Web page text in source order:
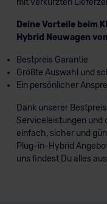
Deine Vorteile beim
Hybrid Neuwagen
Bestpreis Garantie
Größte Auswahl und
Ein persönlicher
Dank unserer
Serviceleistungen und
einfach, sicher und
Plug-in-Hybrid
uns findest Du alles